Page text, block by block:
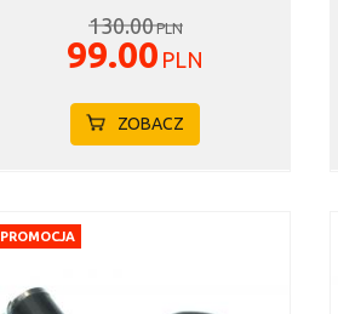
130.00PLN
99.00 PLN
ZOBACZ
PROMOCJA